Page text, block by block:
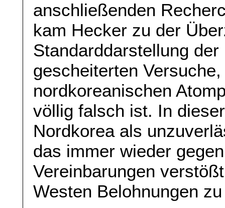
anschließenden
kam Hecker zu der
Standarddarstellung
gescheiterten
nordkoreanischen
völlig falsch ist. In
Nordkorea als
das immer wieder
Vereinbarungen
Westen Belohnungen